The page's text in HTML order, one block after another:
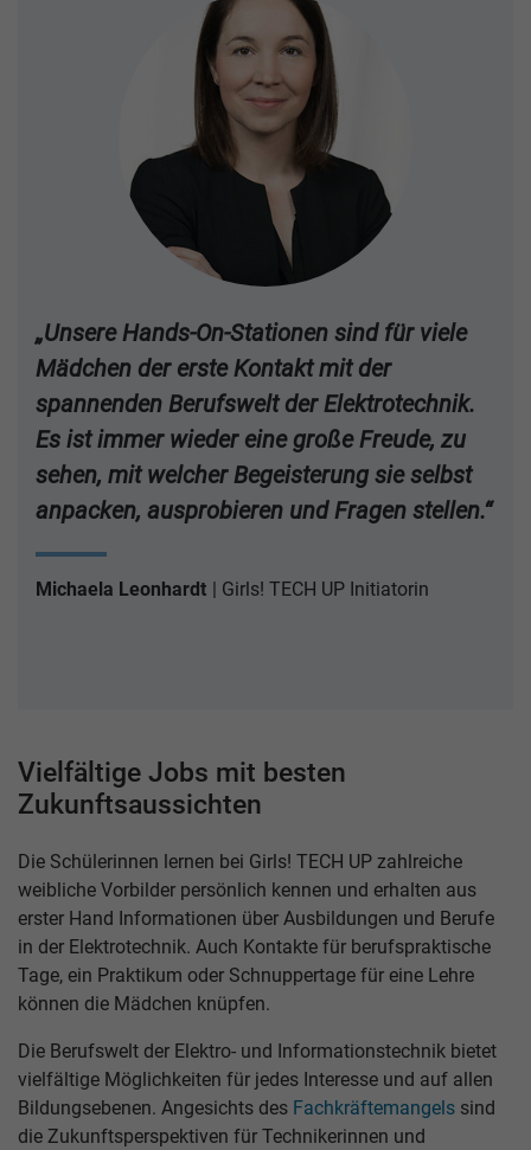
„Unsere Hands-On-Stationen sind für viele
Mädchen der erste Kontakt mit der
spannenden Berufswelt der Elektrotechnik.
Es ist immer wieder eine große Freude, zu
sehen, mit welcher Begeisterung sie selbst
anpacken, ausprobieren und Fragen stellen.“
Michaela Leonhardt Girls! TECH UP Initiatorin
Vielfältige Jobs mit besten
Zukunftsaussichten
Die Schülerinnen lernen bei Girls! TECH UP zahlreiche
weibliche Vorbilder persönlich kennen und erhalten aus
erster Hand Informationen über Ausbildungen und Berufe
in der Elektrotechnik. Auch Kontakte für berufspraktische
Tage, ein Praktikum oder Schnuppertage für eine Lehre
können die Mädchen knüpfen.
Die Berufswelt der Elektro- und Informationstechnik bietet
vielfältige Möglichkeiten für jedes Interesse und auf allen
Bildungsebenen. Angesichts des Fachkräftemangels sind
die Zukunftsperspektiven für Technikerinnen und